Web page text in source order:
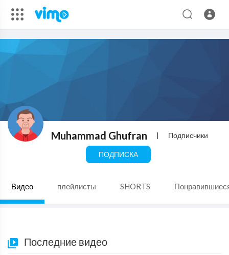
Muhammad Ghufran | Подписчики
ПОДПИСКА
Видео плейлисты SHORTS
Последние видео